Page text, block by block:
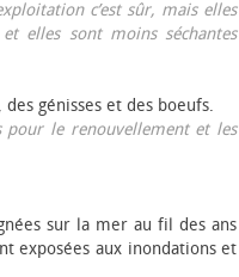
c’est sûr, mais elles
elles sont moins séchantes
génisses et des bœufs.
pour le renouvellement et les
sur la mer au fil des ans
exposées aux inondations et